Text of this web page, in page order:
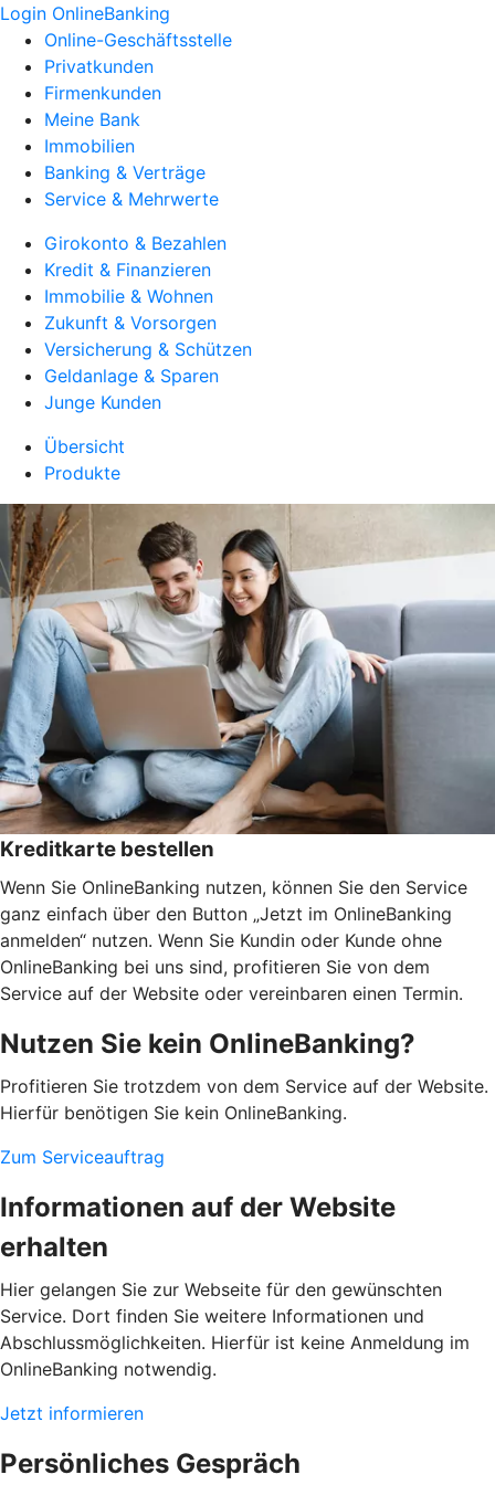
Login OnlineBanking
Online-Geschäftsstelle
Privatkunden
Firmenkunden
Meine Bank
Immobilien
Banking & Verträge
Service & Mehrwerte
Girokonto & Bezahlen
Kredit & Finanzieren
Immobilie & Wohnen
Zukunft & Vorsorgen
Versicherung & Schützen
Geldanlage & Sparen
Junge Kunden
Übersicht
Produkte
Kreditkarte bestellen
Wenn Sie OnlineBanking nutzen, können Sie den Service
ganz einfach über den Button „Jetzt im OnlineBanking
anmelden“ nutzen. Wenn Sie Kundin oder Kunde ohne
OnlineBanking bei uns sind, profitieren Sie von dem
Service auf der Website oder vereinbaren einen Termin.
Nutzen Sie kein OnlineBanking?
Profitieren Sie trotzdem von dem Service auf der Website.
Hierfür benötigen Sie kein OnlineBanking.
Zum Serviceauftrag
Informationen auf der Website
erhalten
Hier gelangen Sie zur Webseite für den gewünschten
Service. Dort finden Sie weitere Informationen und
Abschlussmöglichkeiten. Hierfür ist keine Anmeldung im
OnlineBanking notwendig.
Jetzt informieren
Persönliches Gespräch